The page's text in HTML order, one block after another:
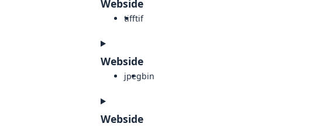
Webside
tifftif
Webside
jpegbin
Webside